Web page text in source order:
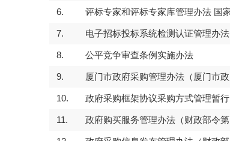
6. 评标专家和评标专家库管理办法 国
7. 电子招标投标系统检测认证管理办法
8. 公平竞争审查条例实施办法
9. 厦门市政府采购管理办法（厦门市政
10. 政府采购框架协议采购方式管理暂行
11. 政府购买服务管理办法（财政部令第
最高人民法院、
布依法惩治串通